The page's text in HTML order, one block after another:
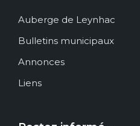
Auberge de Leynhac
Bulletins municipaux
Annonces
Liens